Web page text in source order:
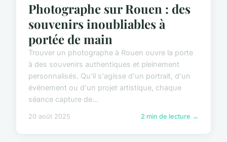
Photographe sur Rouen : des
souvenirs inoubliables à
portée de main
Trouver un photographe à Rouen ouvre la porte
à des souvenirs authentiques et pleinement
personnalisés. Qu'il s'agisse d'un portrait, d'un
événement ou d'un projet artistique, chaque
séance capture de...
20 août 2025 2 min de lecture →